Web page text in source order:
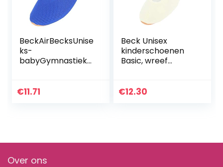
BeckAirBecksUnise
ks-
babyGymnastieks
€11.71
Beck Unisex
kinderschoenen
Basic, wreef
€12.30
Over ons